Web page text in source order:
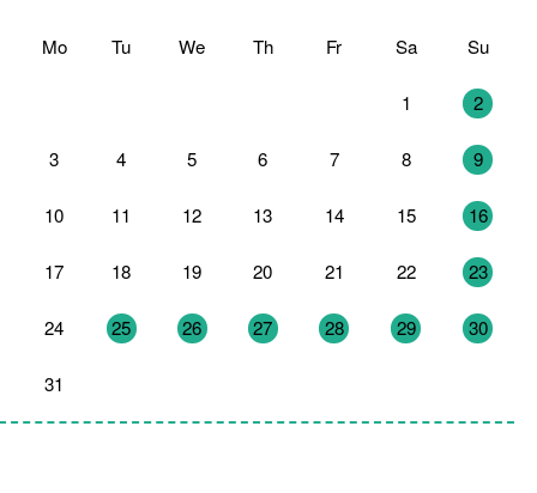
Mo Tu We Th Fr Sa Su
1 2
3 4 5 6 7 8 9
10 11 12 13 14 15 16
17 18 19 20 21 22 23
24 25 26 27 28 29 30
31